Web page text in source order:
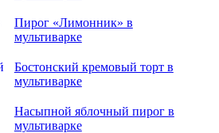
Пирог «Лимонник» в
мультиварке
Бостонский кремовый торт в
мультиварке
Насыпной яблочный пирог в
мультиварке